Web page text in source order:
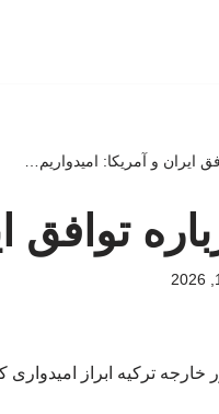
ایران و آمریکا: امیدواریم…
توافق
خارجه ترکیه ابراز